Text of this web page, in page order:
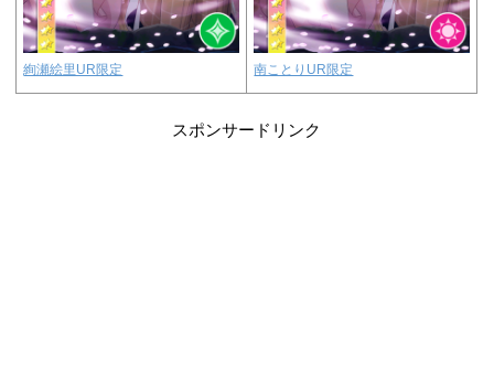
絢瀬絵里UR限定 南ことりUR限定
スポンサードリンク